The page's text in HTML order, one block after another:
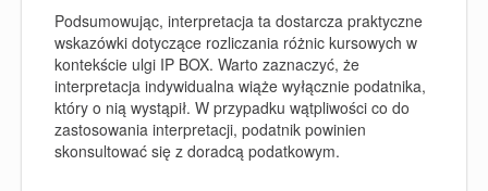
Podsumowując, interpretacja ta dostarcza praktyczne
wskazówki dotyczące rozliczania różnic kursowych w
kontekście ulgi IP BOX. Warto zaznaczyć, że
interpretacja indywidualna wiąże wyłącznie podatnika,
który o nią wystąpił. W przypadku wątpliwości co do
zastosowania interpretacji, podatnik powinien
skonsultować się z doradcą podatkowym.